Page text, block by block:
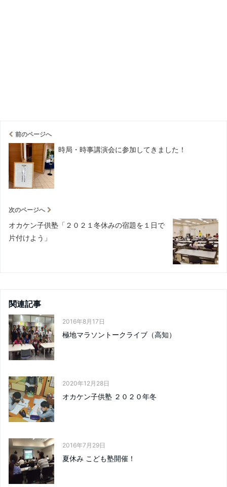
前のページへ
時局・時事講演会に参加してきました！
次のページへ
オカケン子供塾「２０２１冬休みの宿題を１日で
片付けよう」
関連記事
2016年8月17日
極地マラソントークライブ（高知）
2020年12月28日
オカケン子供塾 ２０２０年冬
2016年7月29日
夏休み こども塾開催！